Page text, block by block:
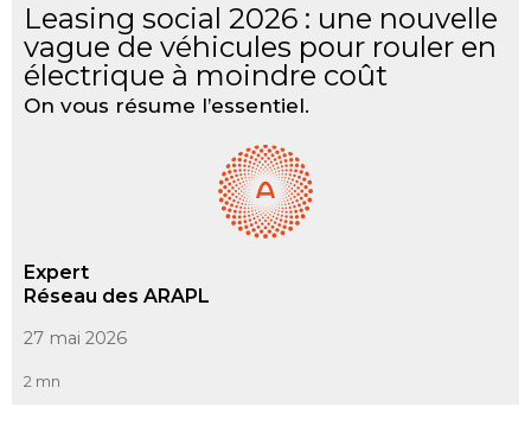
Leasing social 2026 : une nouvelle
vague de véhicules pour rouler en
électrique à moindre coût
On vous résume l’essentiel.
Expert
Réseau des ARAPL
27 mai 2026
2 mn